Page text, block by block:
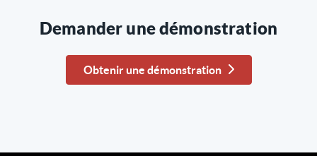
Demander une démonstration
Obtenir une démonstration